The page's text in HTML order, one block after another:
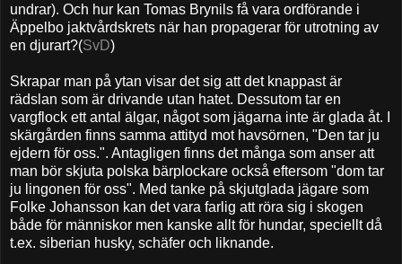
undrar). Och hur kan Tomas Brynils få vara ordförande i
Äppelbo jaktvårdskrets när han propagerar för utrotning av
en djurart?(SvD)
Skrapar man på ytan visar det sig att det knappast är
rädslan som är drivande utan hatet. Dessutom tar en
vargflock ett antal älgar, något som jägarna inte är glada åt. I
skärgården finns samma attityd mot havsörnen, "Den tar ju
ejdern för oss.". Antagligen finns det många som anser att
man bör skjuta polska bärplockare också eftersom "dom tar
ju lingonen för oss". Med tanke på skjutglada jägare som
Folke Johansson kan det vara farlig att röra sig i skogen
både för människor men kanske allt för hundar, speciellt då
t.ex. siberian husky, schäfer och liknande.